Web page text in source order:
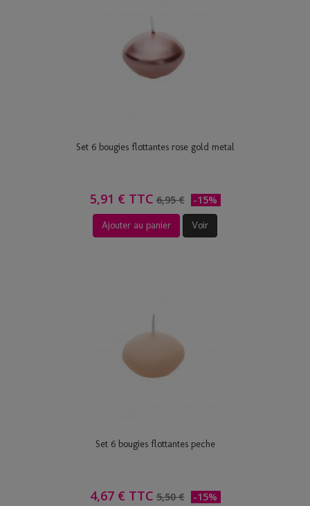
Set 6 bougies flottantes rose gold metal
5,91 € TTC 6,95 € -15%
Ajouter au panier Voir
Set 6 bougies flottantes peche
4,67 € TTC 5,50 € -15%